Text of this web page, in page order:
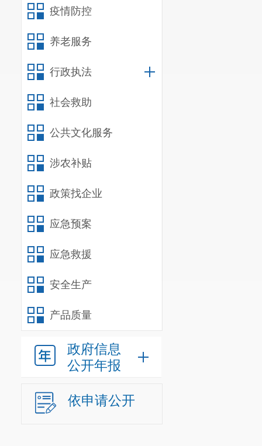
疫情防控
养老服务
行政执法
社会救助
公共文化服务
涉农补贴
政策找企业
应急预案
应急救援
安全生产
产品质量
政府信息
公开年报
依申请公开